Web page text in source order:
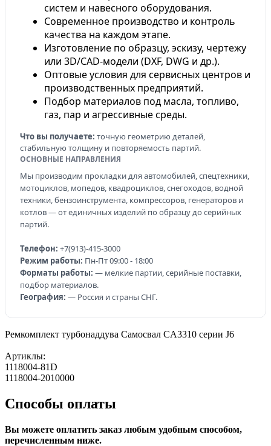
систем и навесного оборудования.
Современное производство и контроль
качества на каждом этапе.
Изготовление по образцу, эскизу, чертежу
или 3D/CAD-модели (DXF, DWG и др.).
Оптовые условия для сервисных центров и
производственных предприятий.
Подбор материалов под масла, топливо,
газ, пар и агрессивные среды.
Что вы получаете: точную геометрию деталей,
стабильную толщину и повторяемость партий.
ОСНОВНЫЕ НАПРАВЛЕНИЯ
Мы производим прокладки для автомобилей, спецтехники,
мотоциклов, мопедов, квадроциклов, снегоходов, водной
техники, бензоинструмента, компрессоров, генераторов и
котлов — от единичных изделий по образцу до серийных
партий.
Телефон: +7(913)-415-3000
Режим работы: Пн-Пт 09:00 - 18:00
Форматы работы: — мелкие партии, серийные поставки,
подбор материалов.
География: — Россия и страны СНГ.
Ремкомплект турбонаддува Самосвал CA3310 серии J6
Артиклы:
1118004-81D
1118004-2010000
Способы оплаты
Вы можете оплатить заказ любым удобным способом,
перечисленным ниже.